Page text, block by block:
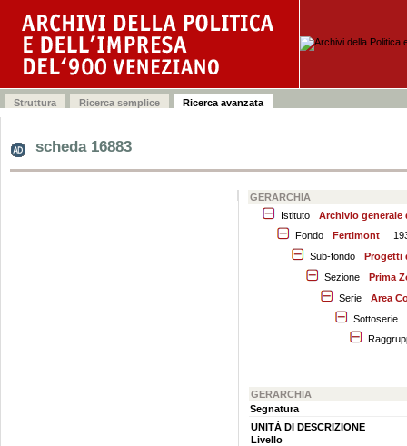
scheda 16883
GERARCHIA
Istituto
Archivio generale
Fondo
Fertimont
Sub-fondo
Progetti
Sezione
Prima
Serie
Area
Sottoserie
GERARCHIA
Segnatura
UNITÀ DI DESCRIZIONE
Livello